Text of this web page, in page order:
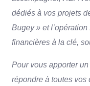
dédiés à vos projets
Bugey » et
financières à la clé,
Pour vous apporter
répondre à toutes vos